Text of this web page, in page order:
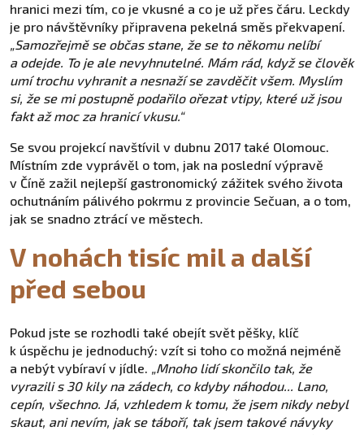
hranici mezi tím, co je vkusné a co je už přes čáru. Leckdy
je pro návštěvníky připravena pekelná směs překvapení.
„Samozřejmě se občas stane, že se to někomu nelíbí
a odejde. To je ale nevyhnutelné. Mám rád, když se člověk
umí trochu vyhranit a nesnaží se zavděčit všem. Myslím
si, že se mi postupně podařilo ořezat vtipy, které už jsou
fakt až moc za hranicí vkusu.“
Se svou projekcí navštívil v dubnu 2017 také Olomouc.
Místním zde vyprávěl o tom, jak na poslední výpravě
v Číně zažil nejlepší gastronomický zážitek svého života
ochutnáním pálivého pokrmu z provincie Sečuan, a o tom,
jak se snadno ztrácí ve městech.
V nohách tisíc mil a další
před sebou
Pokud jste se rozhodli také obejít svět pěšky, klíč
k úspěchu je jednoduchý: vzít si toho co možná nejméně
a nebýt vybíraví v jídle. „Mnoho lidí skončilo tak, že
vyrazili s 30 kily na zádech, co kdyby náhodou... Lano,
cepín, všechno. Já, vzhledem k tomu, že jsem nikdy nebyl
skaut, ani nevím, jak se táboří, tak jsem takové návyky